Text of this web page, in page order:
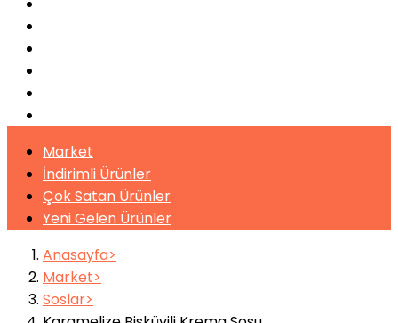
Market
İndirimli Ürünler
Çok Satan Ürünler
Yeni Gelen Ürünler
Anasayfa
Market
Soslar